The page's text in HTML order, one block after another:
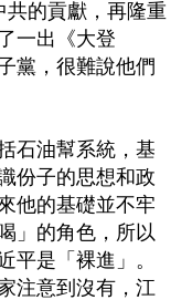
的貢獻，再隆重
一出《大登
黨，很難說他們
石油幫系統，基
份子的思想和政
他的基礎並不牢
」的角色，所以
平是「裸進」。
注意到沒有，江